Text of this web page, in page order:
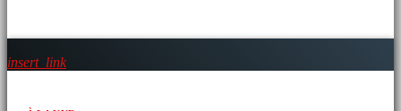
insert_link